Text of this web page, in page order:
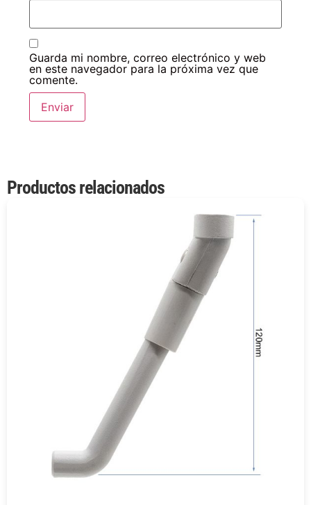
Guarda mi nombre, correo electrónico y web
en este navegador para la próxima vez que
comente.
Productos relacionados